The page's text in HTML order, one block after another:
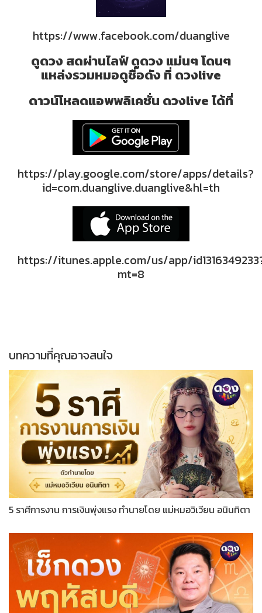
https://www.facebook.com/duanglive
ดูดวง สดผ่านไลฟ์ ดูดวง แม่นๆ โดนๆ
แหล่งรวมหมอดูชื่อดัง ที่ ดวงlive
ดาวน์โหลดแอพพลิเคชั่น ดวงlive ได้ที่
https://play.google.com/store/apps/details?
id=com.duanglive.duanglive&hl=th
https://itunes.apple.com/us/app/
mt=8
บทความที่คุณอาจสนใจ
5 ราศีการงาน การเงินพุ่งแรง ทำนายโดย แม่หมอวิเวียน อนินทิตา